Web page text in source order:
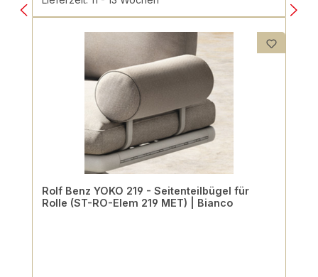
Rolf Benz YOKO 219 - Seitenteilbügel für
Rolle (ST-RO-Elem 219 MET) | Bianco